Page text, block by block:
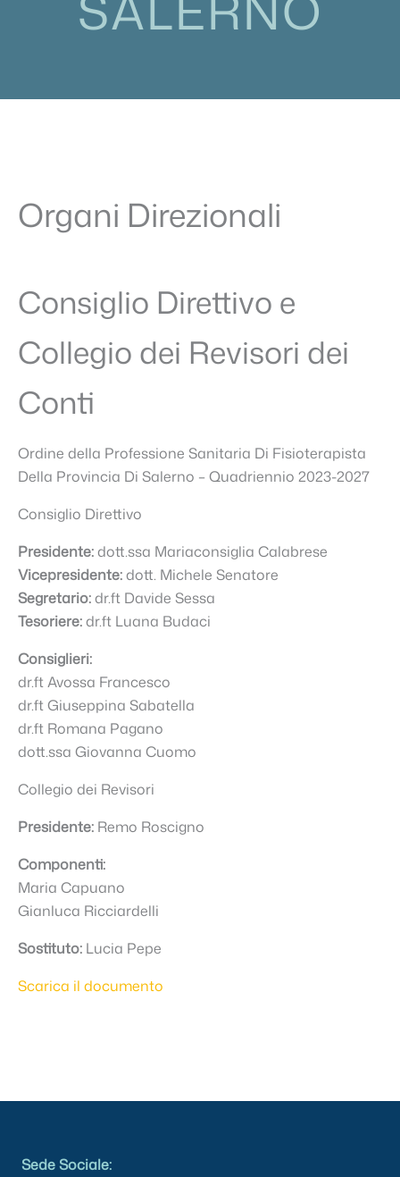
Organi Direzionali
Consiglio Direttivo e
Collegio dei Revisori dei
Conti
Ordine della Professione Sanitaria Di Fisioterapista
Della Provincia Di Salerno – Quadriennio 2023-2027
Consiglio Direttivo
Presidente:dott.ssa Mariaconsiglia Calabrese
Vicepresidente:dott. Michele Senatore
Segretario:dr.ft Davide Sessa
Tesoriere:dr.ft Luana Budaci
Consiglieri:
dr.ft Avossa Francesco
dr.ft Giuseppina Sabatella
dr.ft Romana Pagano
dott.ssa Giovanna Cuomo
Collegio dei Revisori
Presidente: Remo Roscigno
Componenti:
Maria Capuano
Gianluca Ricciardelli
Sostituto: Lucia Pepe
Scarica il documento
Sede Sociale: